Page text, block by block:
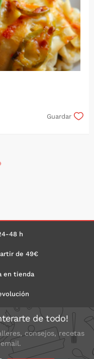
Guardar
48 h
de 49€
en tienda
de todo!
consejos, recetas